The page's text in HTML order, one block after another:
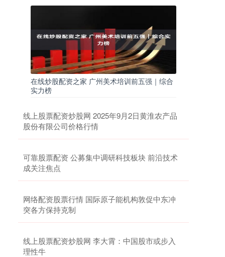
在线炒股配资之家 广州美术培训前五强｜综合
实力榜
线上股票配资炒股网 2025年9月2日黄淮农产品
股份有限公司价格行情
可靠股票配资 公募集中调研科技板块 前沿技术
成关注焦点
网络配资股票行情 国际原子能机构敦促中东冲
突各方保持克制
线上股票配资炒股网 李大霄：中国股市或步入
理性牛